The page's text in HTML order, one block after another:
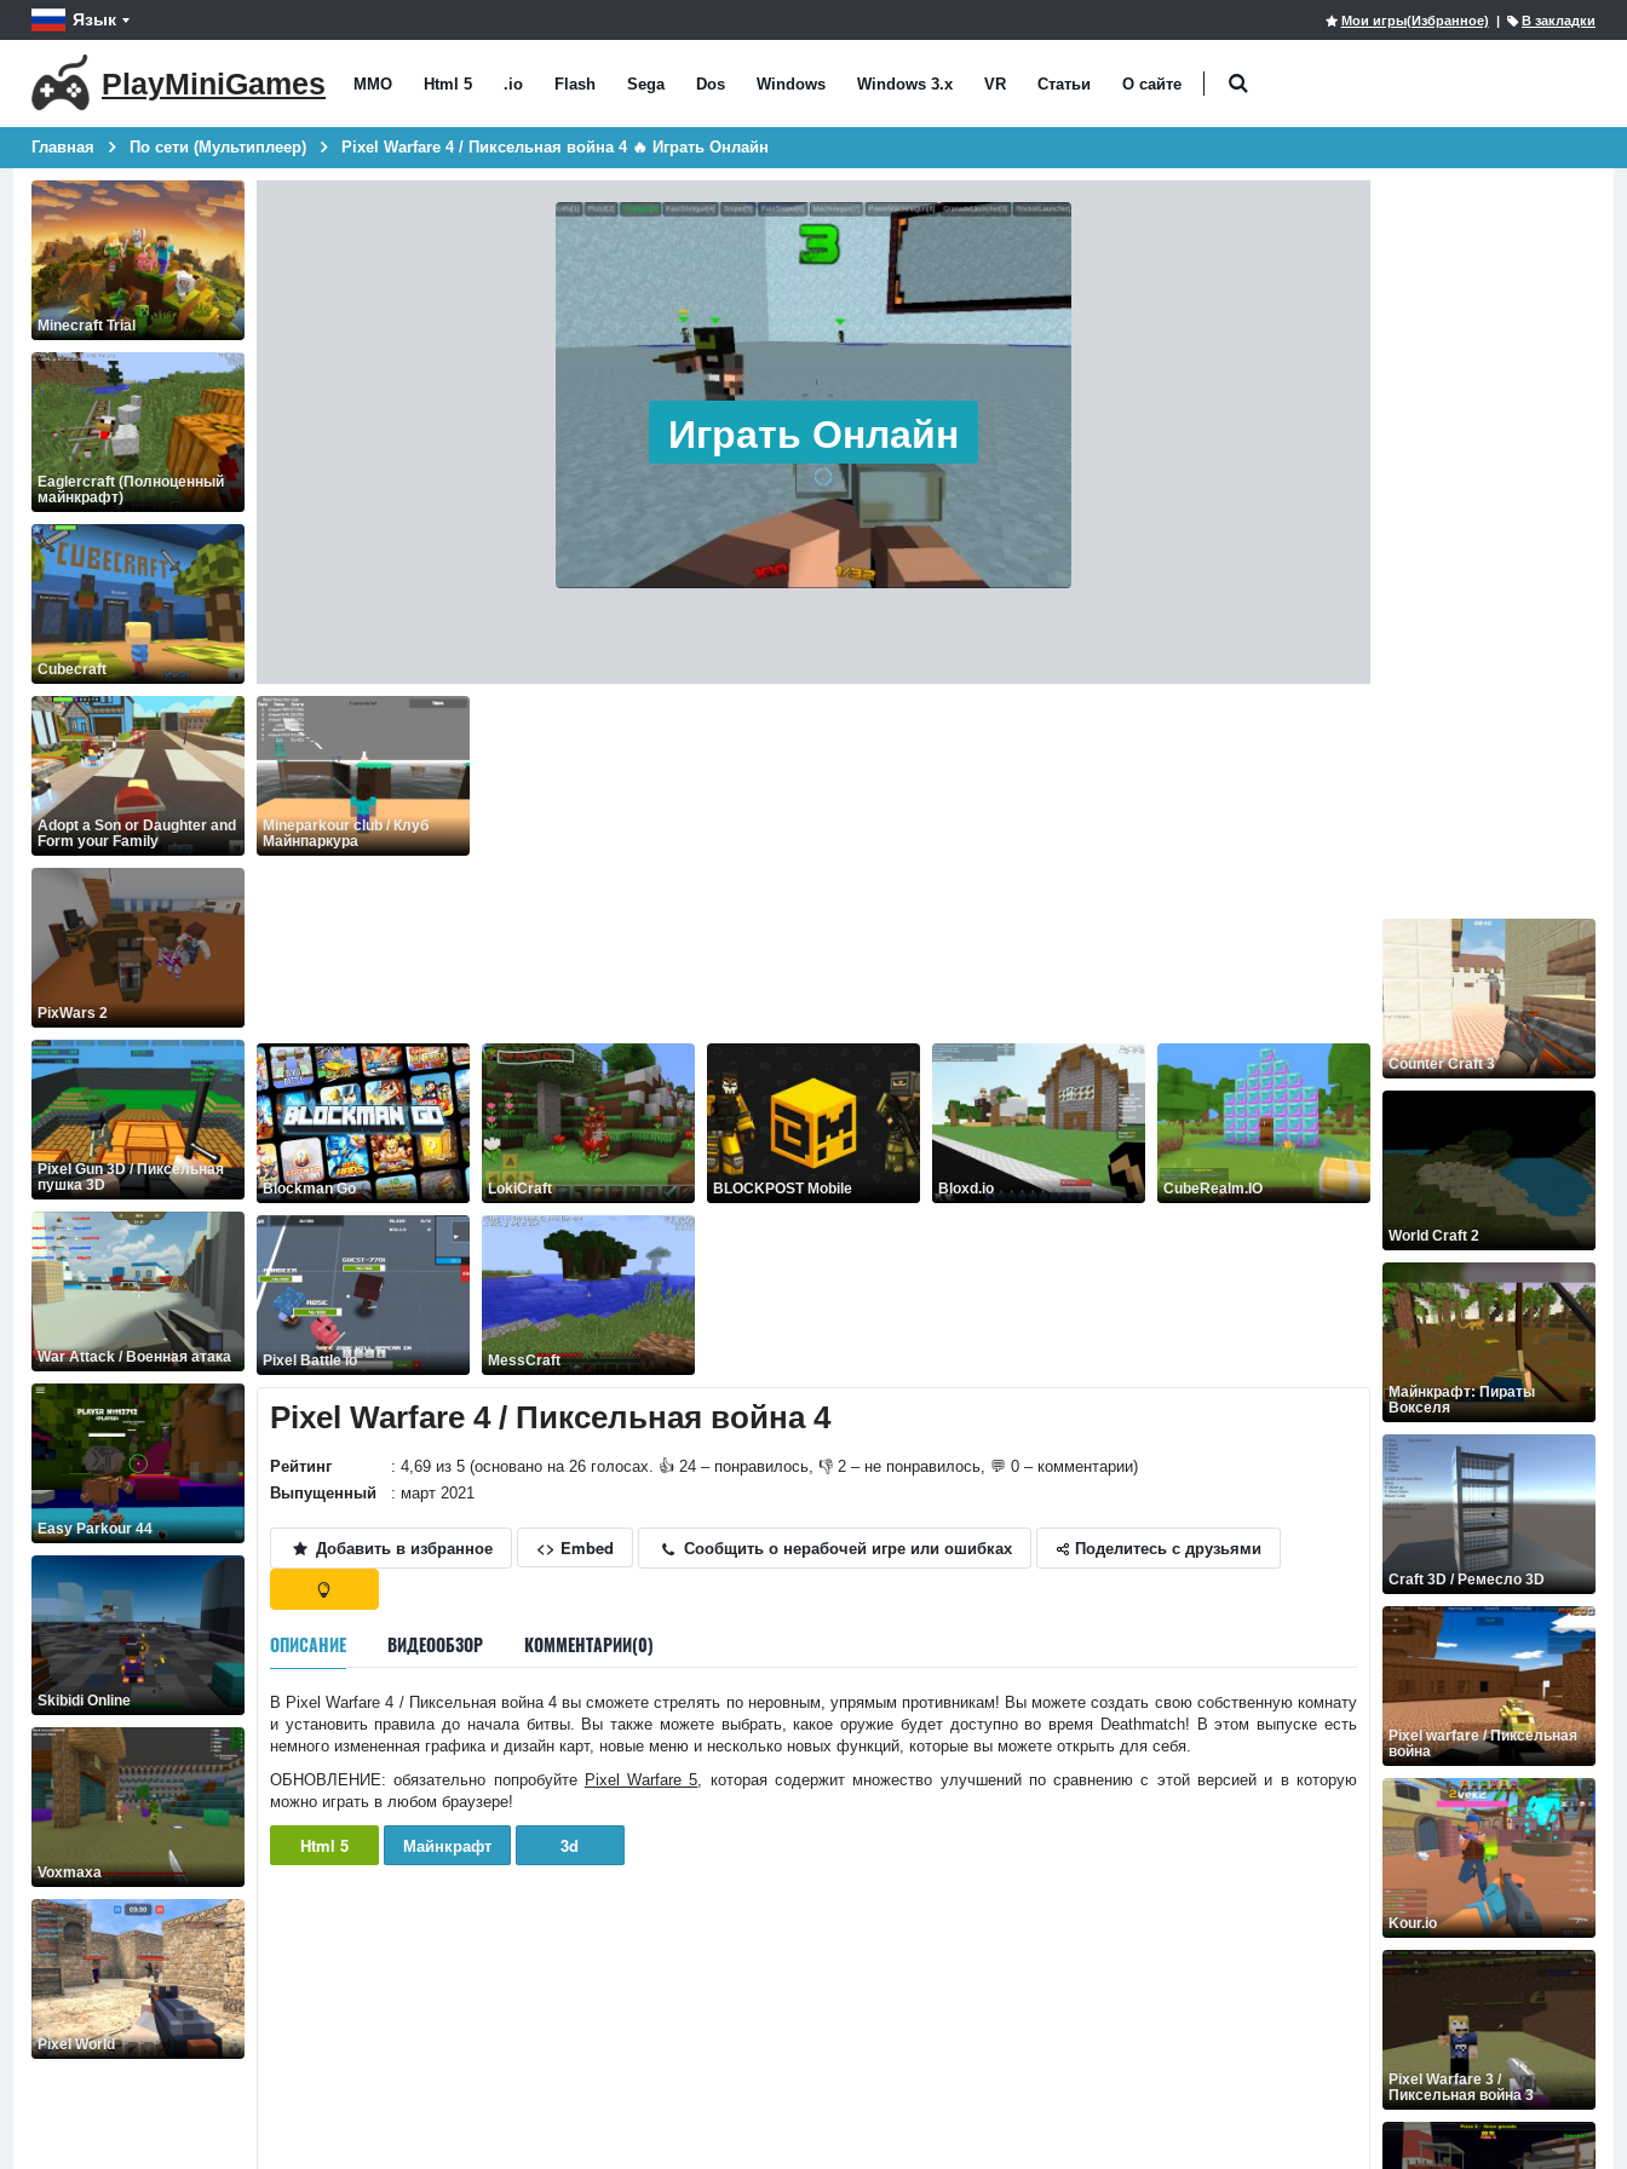
Язык Мои игры(Избранное) | В закладки
PlayMiniGames MMO Html 5 .io Flash Sega Dos Windows Windows 3.x VR Статьи О сайте
Главная По сети (Мультиплеер) Pixel Warfare 4 / Пиксельная война 4 🔥 Играть Онлайн
Minecraft Trial
Eaglercraft (Полноценный
майнкрафт)
Cubecraft
Adopt a Son or Daughter and
Form your Family
PixWars 2
Pixel Gun 3D / Пиксельная
пушка 3D
War Attack / Военная атака
Easy Parkour 44
Skibidi Online
Voxmaxa
Pixel World
Играть Онлайн
Mineparkour club / Клуб
Майнпаркура
Blockman Go LokiCraft BLOCKPOST Mobile Bloxd.io CubeRealm.IO
Pixel Battle io MessCraft
Pixel Warfare 4 / Пиксельная война 4
Рейтинг
: 4,69 из 5 (основано на 26 голосах. 👍 24 – понравилось, 👎 2 – не понравилось, 💬 0 – комментарии)
Выпущенный
: март 2021
Добавить в избранное <> Embed Сообщить о нерабочей игре или ошибках Поделитесь с друзьями
ОПИСАНИЕ ВИДЕООБЗОР КОММЕНТАРИИ(0)
В Pixel Warfare 4 / Пиксельная война 4 вы сможете стрелять по неровным, упрямым противникам! Вы можете создать свою собственную комнату
и установить правила до начала битвы. Вы также можете выбрать, какое оружие будет доступно во время Deathmatch! В этом выпуске есть
немного измененная графика и дизайн карт, новые меню и несколько новых функций, которые вы можете открыть для себя.
ОБНОВЛЕНИЕ: обязательно попробуйте Pixel Warfare 5, которая содержит множество улучшений по сравнению с этой версией и в которую
можно играть в любом браузере!
Html 5 Майнкрафт 3d
Counter Craft 3
World Craft 2
Майнкрафт: Пираты
Вокселя
Craft 3D / Ремесло 3D
Pixel warfare / Пиксельная
война
Kour.io
Pixel Warfare 3 /
Пиксельная война 3